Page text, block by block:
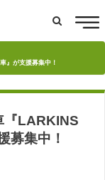
』が支援募集中！
『LARKINS
募集中！